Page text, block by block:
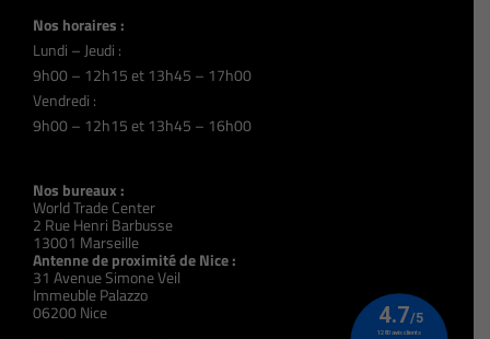
Nos horaires :
Lundi – Jeudi :
9h00 – 12h15 et 13h45 – 17h00
Vendredi :
9h00 – 12h15 et 13h45 – 16h00
Nos bureaux :
World Trade Center
2 Rue Henri Barbusse
13001 Marseille
Antenne de proximité de Nice :
31 Avenue Simone Veil
Immeuble Palazzo
06200 Nice